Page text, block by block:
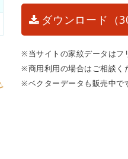
ダウンロード（
※当サイトの家紋データはフ
※商用利用の場合はご相談く
※ベクターデータも販売中で